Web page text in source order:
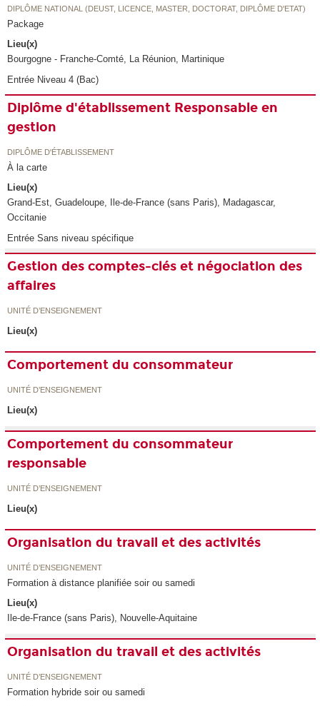
DIPLÔME NATIONAL (DEUST, LICENCE, MASTER, DOCTORAT, DIPLÔME D'ETAT)
Package
Lieu(x)
Bourgogne - Franche-Comté, La Réunion, Martinique
Entrée Niveau 4 (Bac)
Diplôme d'établissement Responsable en
gestion
DIPLÔME D'ÉTABLISSEMENT
À la carte
Lieu(x)
Grand-Est, Guadeloupe, Ile-de-France (sans Paris), Madagascar,
Occitanie
Entrée Sans niveau spécifique
Gestion des comptes-clés et négociation des
affaires
UNITÉ D’ENSEIGNEMENT
Lieu(x)
Comportement du consommateur
UNITÉ D’ENSEIGNEMENT
Lieu(x)
Comportement du consommateur
responsable
UNITÉ D’ENSEIGNEMENT
Lieu(x)
Organisation du travail et des activités
UNITÉ D’ENSEIGNEMENT
Formation à distance planifiée soir ou samedi
Lieu(x)
Ile-de-France (sans Paris), Nouvelle-Aquitaine
Organisation du travail et des activités
UNITÉ D’ENSEIGNEMENT
Formation hybride soir ou samedi